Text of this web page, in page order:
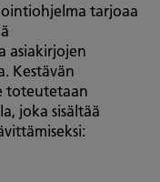
tarjoaa
asiakirjojen
Kestävän
toteutetaan
joka sisältää